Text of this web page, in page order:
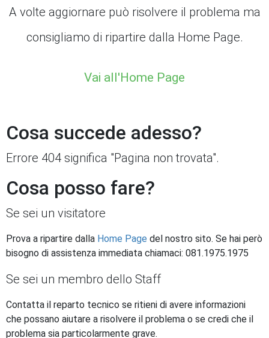
A volte aggiornare può risolvere il problema ma
consigliamo di ripartire dalla Home Page.
Vai all'Home Page
Cosa succede adesso?
Errore 404 significa "Pagina non trovata".
Cosa posso fare?
Se sei un visitatore
Prova a ripartire dalla Home Page del nostro sito. Se hai però
bisogno di assistenza immediata chiamaci: 081.1975.1975
Se sei un membro dello Staff
Contatta il reparto tecnico se ritieni di avere informazioni
che possano aiutare a risolvere il problema o se credi che il
problema sia particolarmente grave.